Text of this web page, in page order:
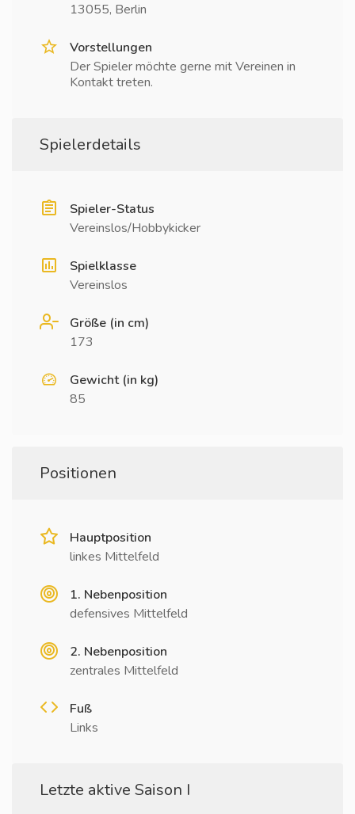
13055, Berlin
Vorstellungen
Der Spieler möchte gerne mit Vereinen in
Kontakt treten.
Spielerdetails
Spieler-Status
Vereinslos/Hobbykicker
Spielklasse
Vereinslos
Größe (in cm)
173
Gewicht (in kg)
85
Positionen
Hauptposition
linkes Mittelfeld
1. Nebenposition
defensives Mittelfeld
2. Nebenposition
zentrales Mittelfeld
Fuß
Links
Letzte aktive Saison I